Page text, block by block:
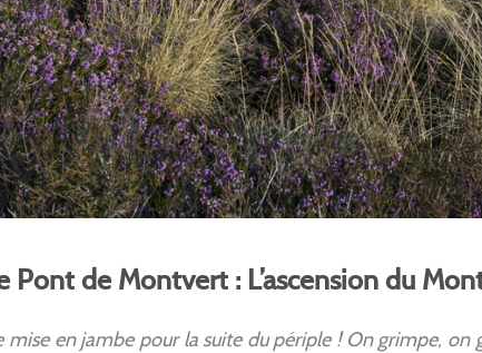
Pont de Montvert : L’ascension du
en jambe pour la suite du périple ! On grimpe, on